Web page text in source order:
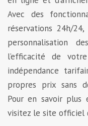
Avec des
réservations 24h/
personnalisation
l’efficacité de
indépendance
propres prix sans
Pour en savoir plus
visitez le site officiel